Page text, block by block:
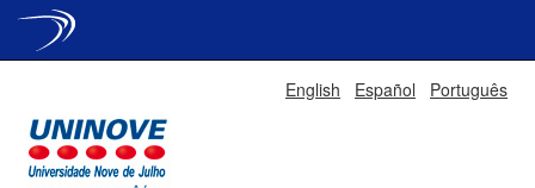
English Español Português